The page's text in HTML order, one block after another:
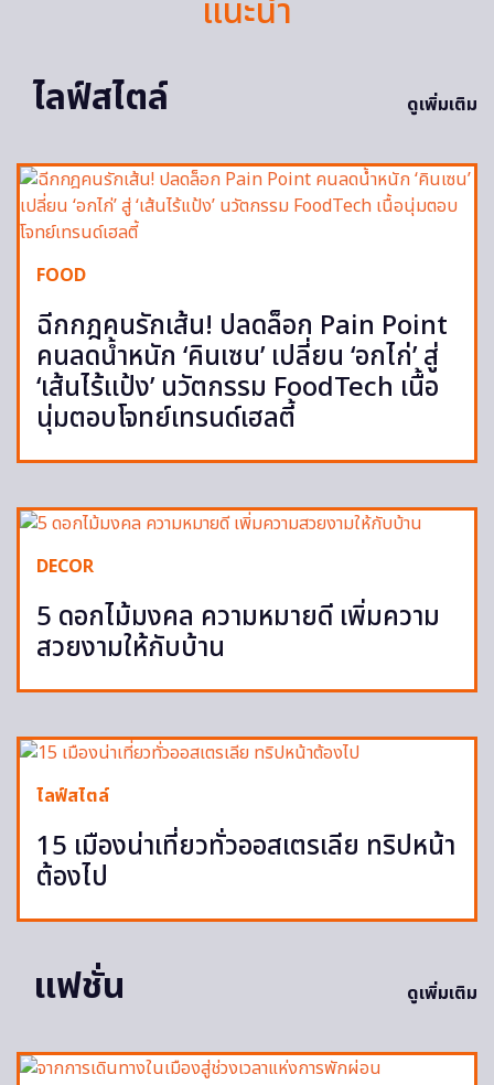
แนะนำ
ไลฟ์สไตล์
ดูเพิ่มเติม
FOOD
ฉีกกฎคนรักเส้น! ปลดล็อก Pain Point
คนลดน้ำหนัก ‘คินเซน’ เปลี่ยน ‘อกไก่’ สู่
‘เส้นไร้แป้ง’ นวัตกรรม FoodTech เนื้อ
นุ่มตอบโจทย์เทรนด์เฮลตี้
DECOR
5 ดอกไม้มงคล ความหมายดี เพิ่มความ
สวยงามให้กับบ้าน
ไลฟ์สไตล์
15 เมืองน่าเที่ยวทั่วออสเตรเลีย ทริปหน้า
ต้องไป
แฟชั่น ดูเพิ่มเติม